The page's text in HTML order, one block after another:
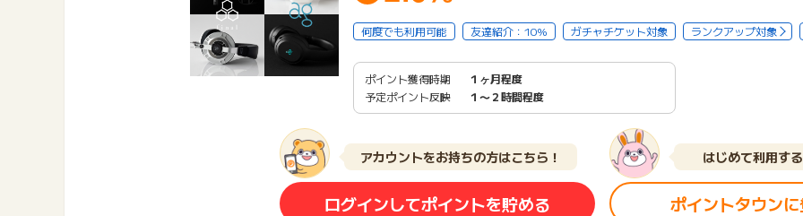
何度でも利用可能 友達紹介：10% ガチャチケット対象 ランクアップ対象
ポイント獲得時期
１ヶ月程度
予定ポイント反映
１〜２時間程度
アカウントをお持ちの方はこちら！
ログインしてポイントを貯める
はじめて利用す
ポイントタウン